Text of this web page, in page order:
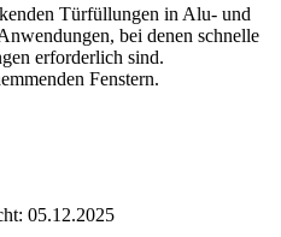
Türfüllungen in Alu- und
bei denen schnelle
erforderlich sind.
Fenstern.
05.12.2025